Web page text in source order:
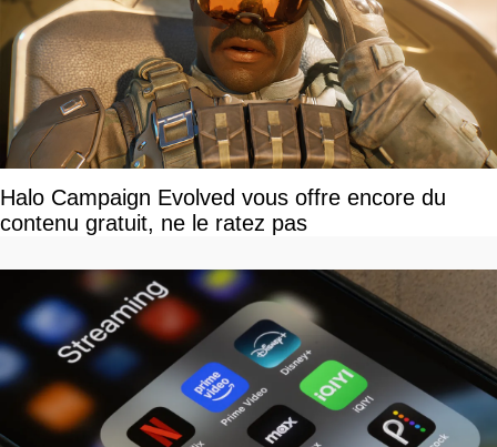
Halo Campaign Evolved vous offre encore du
contenu gratuit, ne le ratez pas